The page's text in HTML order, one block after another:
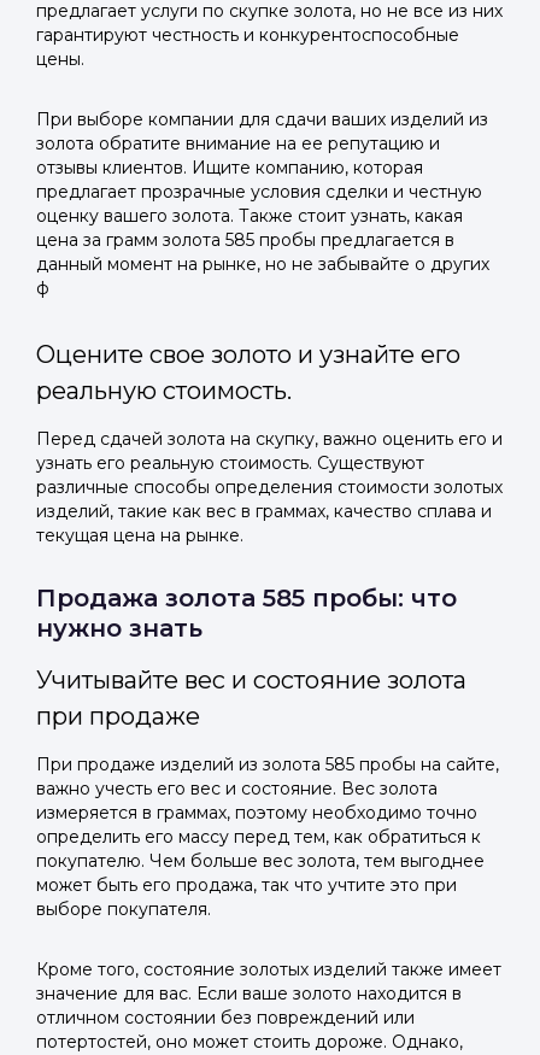
предлагает услуги по скупке золота, но не все из них
гарантируют честность и конкурентоспособные
цены.
При выборе компании для сдачи ваших изделий из
золота обратите внимание на ее репутацию и
отзывы клиентов. Ищите компанию, которая
предлагает прозрачные условия сделки и честную
оценку вашего золота. Также стоит узнать, какая
цена за грамм золота 585 пробы предлагается в
данный момент на рынке, но не забывайте о других
ф
Оцените свое золото и узнайте его
реальную стоимость.
Перед сдачей золота на скупку, важно оценить его и
узнать его реальную стоимость. Существуют
различные способы определения стоимости золотых
изделий, такие как вес в граммах, качество сплава и
текущая цена на рынке.
Продажа золота 585 пробы: что
нужно знать
Учитывайте вес и состояние золота
при продаже
При продаже изделий из золота 585 пробы на сайте,
важно учесть его вес и состояние. Вес золота
измеряется в граммах, поэтому необходимо точно
определить его массу перед тем, как обратиться к
покупателю. Чем больше вес золота, тем выгоднее
может быть его продажа, так что учтите это при
выборе покупателя.
Кроме того, состояние золотых изделий также имеет
значение для вас. Если ваше золото находится в
отличном состоянии без повреждений или
потертостей, оно может стоить дороже. Однако,